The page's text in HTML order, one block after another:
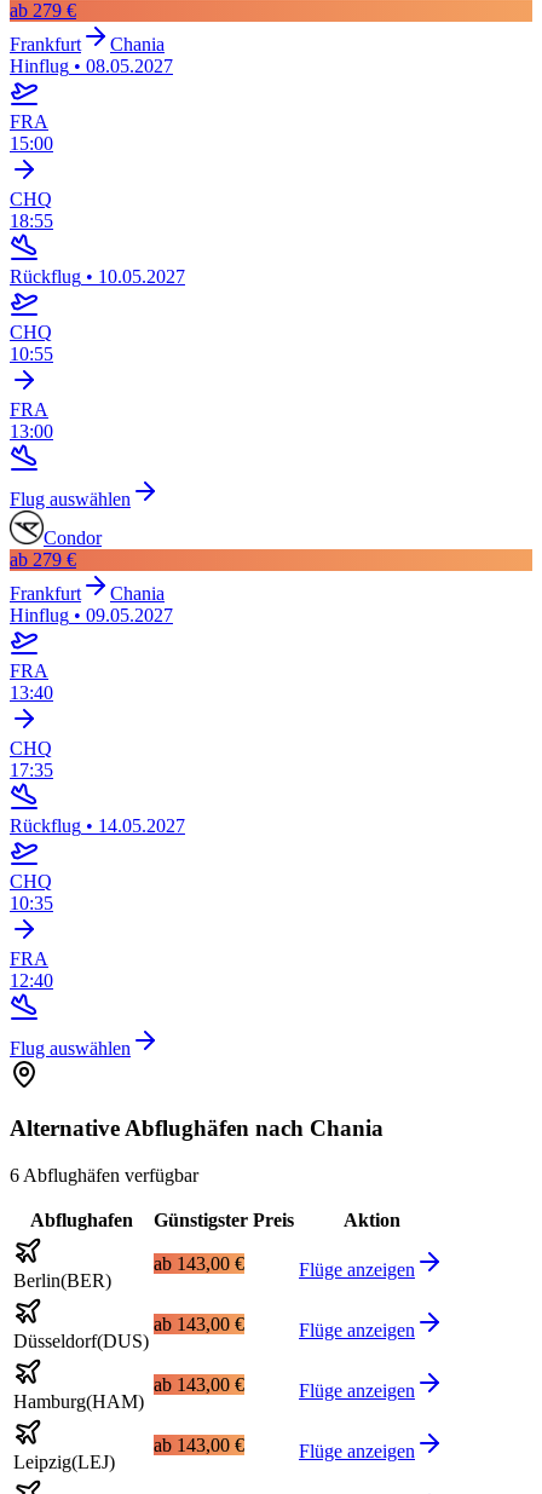
ab 279 €
Frankfurt
Chania
Hinflug • 08.05.2027
FRA
15:00
CHQ
18:55
Rückflug • 10.05.2027
CHQ
10:55
FRA
13:00
Flug auswählen
Condor
ab 279 €
Frankfurt
Chania
Hinflug • 09.05.2027
FRA
13:40
CHQ
17:35
Rückflug • 14.05.2027
CHQ
10:35
FRA
12:40
Flug auswählen
Alternative Abflughäfen nach Chania
6 Abflughäfen verfügbar
Abflughafen Günstigster Preis Aktion
Berlin(BER)
ab 143,00 € Flüge anzeigen
Düsseldorf(DUS)
ab 143,00 € Flüge anzeigen
Hamburg(HAM)
ab 143,00 € Flüge anzeigen
Leipzig(LEJ)
ab 143,00 € Flüge anzeigen